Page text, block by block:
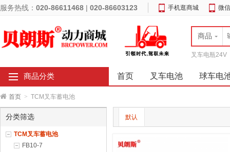
服务热线： 020-86611468 | 020-86603123 手机逛商城 微
商品
叉车电瓶24V
商品分类 首页 叉车电池 球车电
首页 > TCM叉车蓄电池
分类筛选
TCM叉车蓄电池
FB10-7
默认